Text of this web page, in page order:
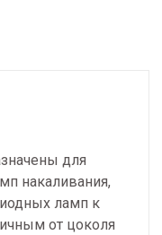
для
накаливания,
ламп к
от цоколя